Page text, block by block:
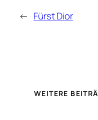
← Fürst Dior
WEITERE